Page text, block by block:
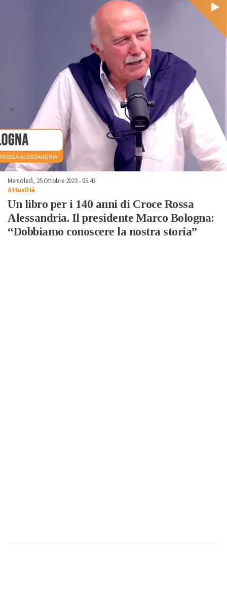
Mercoledì, 25 Ottobre 2023 - 05:43
Attualità
Un libro per i 140 anni di Croce Rossa
Alessandria. Il presidente Marco Bologna:
“Dobbiamo conoscere la nostra storia”